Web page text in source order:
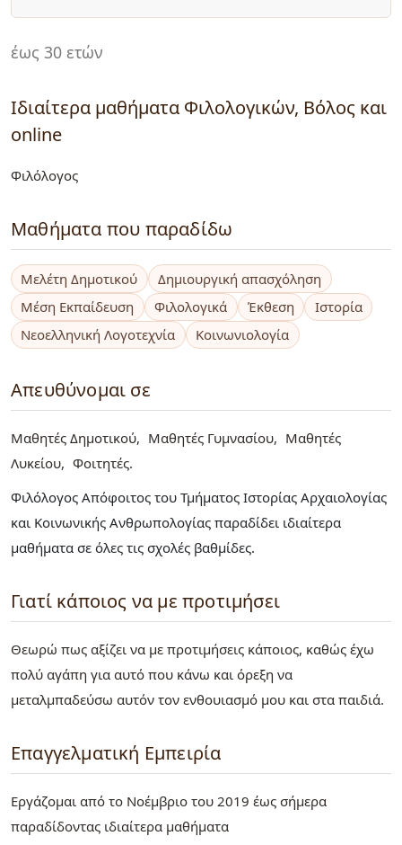
έως 30 ετών
Ιδιαίτερα μαθήματα Φιλολογικών, Βόλος και
online
Φιλόλογος
Μαθήματα που παραδίδω
Μελέτη Δημοτικού
Δημιουργική απασχόληση
Μέση Εκπαίδευση
Φιλολογικά Έκθεση
Ιστορία
Νεοελληνική Λογοτεχνία
Κοινωνιολογία
Απευθύνομαι σε
Μαθητές Δημοτικού Μαθητές Γυμνασίου
Μαθητές
Λυκείου
Φοιτητές
Φιλόλογος Απόφοιτος του Τμήματος Ιστορίας Αρχαιολογίας
και Κοινωνικής Ανθρωπολογίας παραδίδει ιδιαίτερα
μαθήματα σε όλες τις σχολές βαθμίδες.
Γιατί κάποιος να με προτιμήσει
Θεωρώ πως αξίζει να με προτιμήσεις κάποιος, καθώς έχω
πολύ αγάπη για αυτό που κάνω και όρεξη να
μεταλμπαδεύσω αυτόν τον ενθουιασμό μου και στα παιδιά.
Επαγγελματική Εμπειρία
Εργάζομαι από το Νοέμβριο του 2019 έως σήμερα
παραδίδοντας ιδιαίτερα μαθήματα